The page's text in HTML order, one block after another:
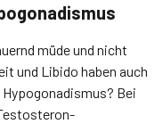
müde und nicht
und Libido haben auch
Bei